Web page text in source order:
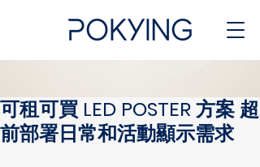
可租可買 LED POSTER 方案 超
前部署日常和活動顯示需求